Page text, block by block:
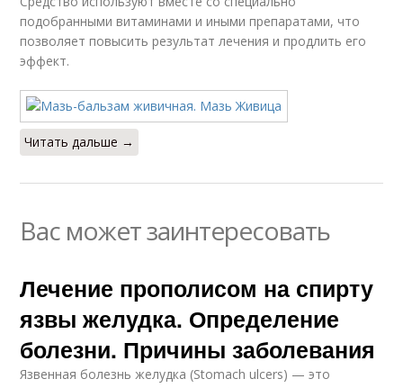
подобранными витаминами и иными препаратами, что
позволяет повысить результат лечения и продлить его
эффект.
Читать дальше →
Вас может заинтересовать
Лечение прополисом на спирту
язвы желудка. Определение
болезни. Причины заболевания
Язвенная болезнь желудка (Stomach ulcers) — это